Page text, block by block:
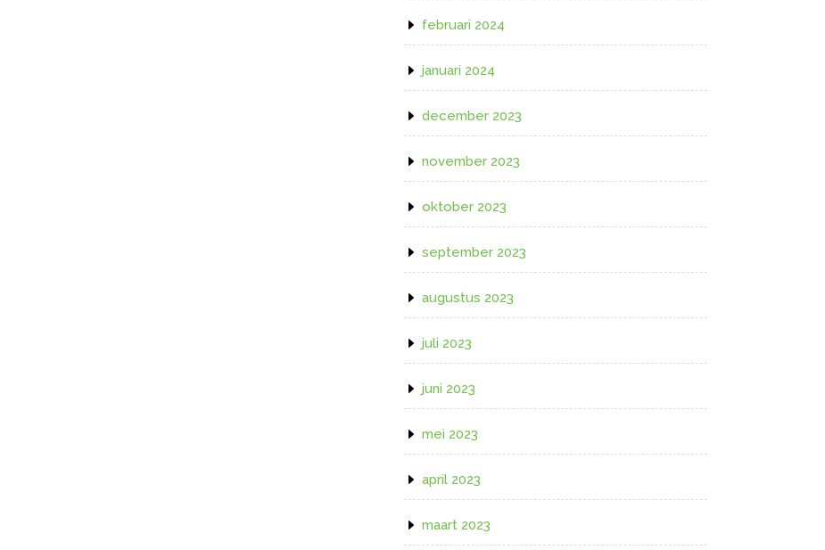
februari 2024
januari 2024
december 2023
november 2023
oktober 2023
september 2023
augustus 2023
juli 2023
juni 2023
mei 2023
april 2023
maart 2023